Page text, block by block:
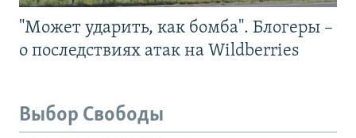
"Может ударить, как бомба". Блогеры –
о последствиях атак на Wildberries
Выбор Свободы